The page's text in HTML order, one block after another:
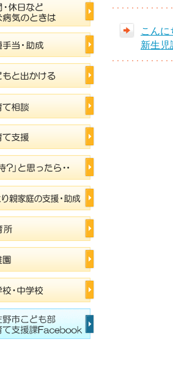
こん
新生児